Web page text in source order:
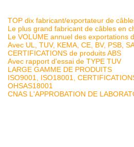
TOP dix fabricant/exportateur de
Le plus grand fabricant de câbles en
Le VOLUME annuel des exportations
Avec UL, TUV, KEMA, CE, BV, PSB,
CERTIFICATIONS de produits ABS
Avec rapport d'essai de TYPE TUV
LARGE GAMME DE PRODUITS
ISO9001, ISO18001,
OHSAS18001
CNAS L'APPROBATION DE